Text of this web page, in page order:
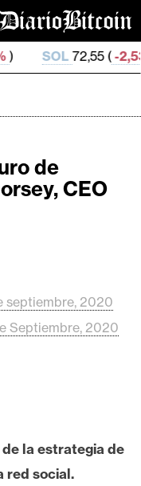
( -2,53%) TRX
de
CEO
septiembre, 2020
Septiembre, 2020
la estrategia de
red social.